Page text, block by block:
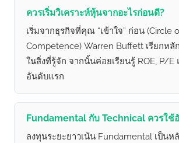
ควรเริ่มวิเคราะห์หุ้นจากอะไรก่อนดี?
เริ่มจากธุรกิจที่คุณ “เข้าใจ” ก่อน (Circle
Competence) Warren Buffett เรียกหลั
ในสิ่งที่รู้จัก จากนั้นค่อยเรียนรู้ ROE, P/E
อันดับแรก
Fundamental กับ Technical ควรใช้
ลงทุนระยะยาวเน้น Fundamental เป็นห